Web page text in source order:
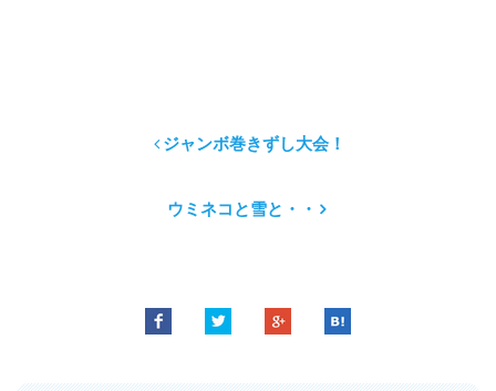
ジャンボ巻きずし大会！
ウミネコと雪と・・